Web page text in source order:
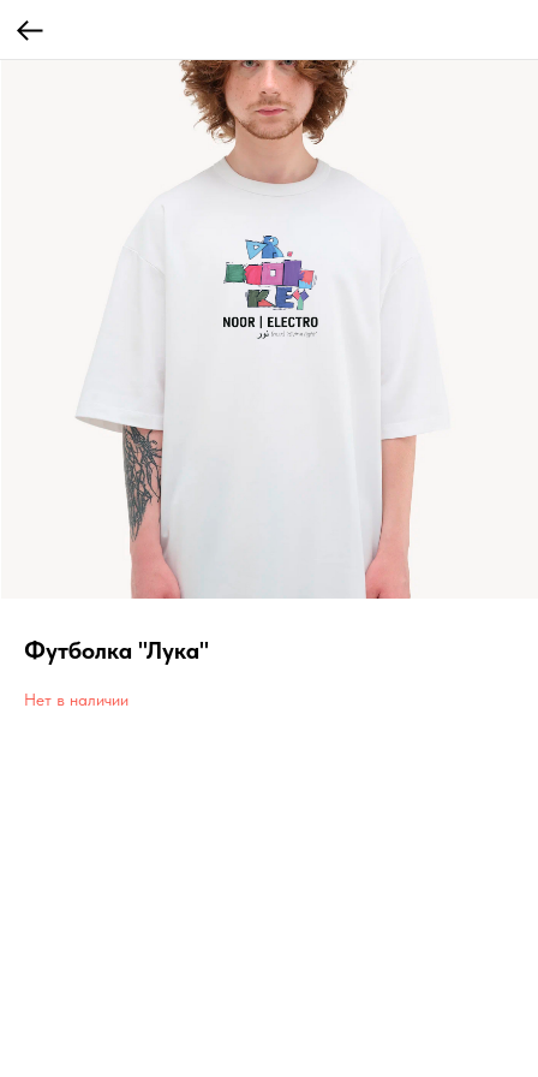
Футболка "Лука"
Нет в наличии